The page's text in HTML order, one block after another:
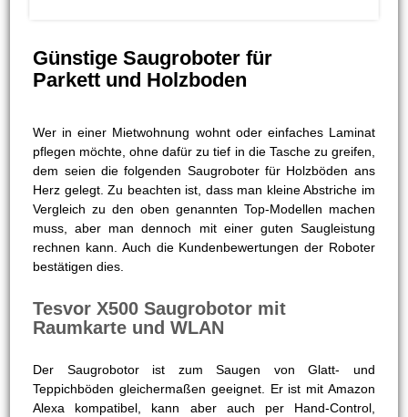
Günstige Saugroboter für
Parkett und Holzboden
Wer in einer Mietwohnung wohnt oder einfaches Laminat
pflegen möchte, ohne dafür zu tief in die Tasche zu greifen,
dem seien die folgenden Saugroboter für Holzböden ans
Herz gelegt. Zu beachten ist, dass man kleine Abstriche im
Vergleich zu den oben genannten Top-Modellen machen
muss, aber man dennoch mit einer guten Saugleistung
rechnen kann. Auch die Kundenbewertungen der Roboter
bestätigen dies.
Tesvor X500 Saugrobotor mit
Raumkarte und WLAN
Der Saugrobotor ist zum Saugen von Glatt- und
Teppichböden gleichermaßen geeignet. Er ist mit Amazon
Alexa kompatibel, kann aber auch per Hand-Control,